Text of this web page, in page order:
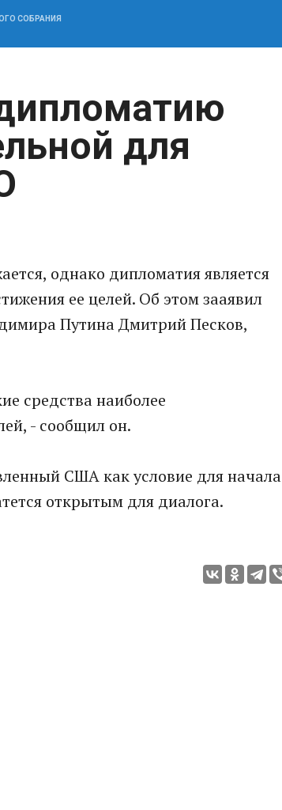
СОБРАНИЯ
для
однако дипломатия является
ее целей. Об этом заaявил
Путина Дмитрий Песков,
средства наиболее
- сообщил он.
США как условие для нaчала
открытым для диалога.